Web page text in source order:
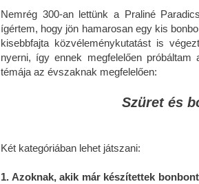
Nemrég 300-an lettünk a Praliné
ígértem, hogy jön hamarosan egy kis
kisebbfajta közvéleménykutatást is
nyerni, így ennek megfelelően
témája az évszaknak megfelelően:
Szüret és
Két kategóriában lehet játszani:
1. Azoknak, akik már készítettek